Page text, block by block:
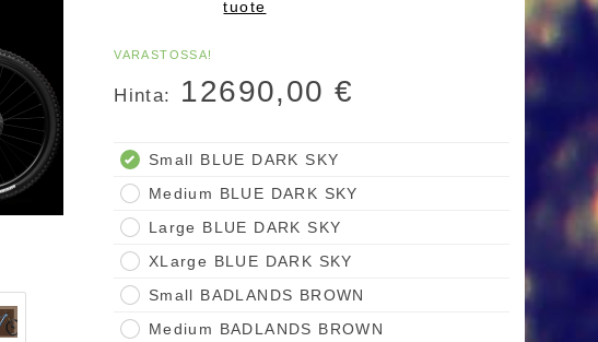
tuote
VARASTOSSA!
Hinta: 12690,00 €
Small BLUE DARK SKY
Medium BLUE DARK SKY
Large BLUE DARK SKY
XLarge BLUE DARK SKY
Small BADLANDS BROWN
Medium BADLANDS BROWN